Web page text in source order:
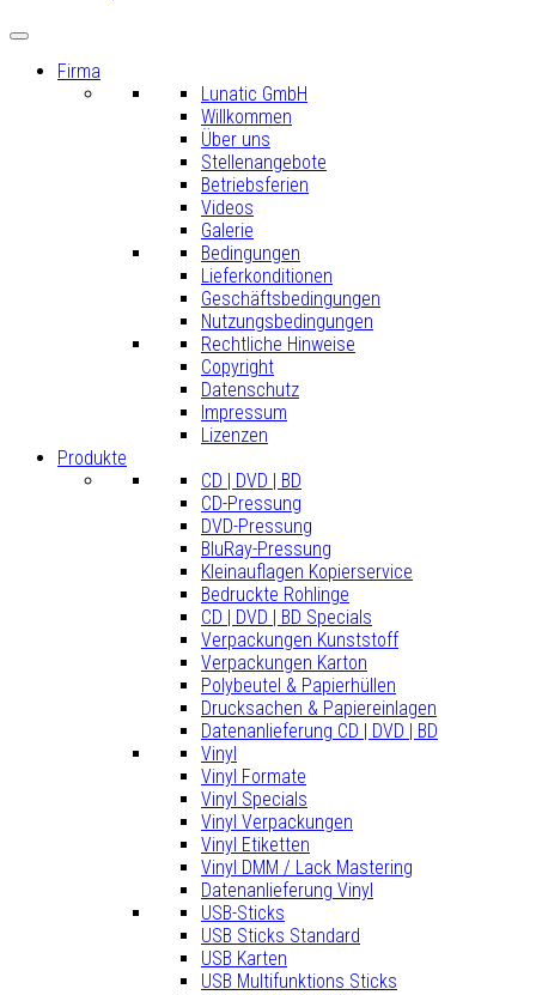
Firma
Lunatic GmbH
Willkommen
Über uns
Stellenangebote
Betriebsferien
Videos
Galerie
Bedingungen
Lieferkonditionen
Geschäftsbedingungen
Nutzungsbedingungen
Rechtliche Hinweise
Copyright
Datenschutz
Impressum
Lizenzen
Produkte
CD | DVD | BD
CD-Pressung
DVD-Pressung
BluRay-Pressung
Kleinauflagen Kopierservice
Bedruckte Rohlinge
CD | DVD | BD Specials
Verpackungen Kunststoff
Verpackungen Karton
Polybeutel & Papierhüllen
Drucksachen & Papiereinlagen
Datenanlieferung CD | DVD | BD
Vinyl
Vinyl Formate
Vinyl Specials
Vinyl Verpackungen
Vinyl Etiketten
Vinyl DMM / Lack Mastering
Datenanlieferung Vinyl
USB-Sticks
USB Sticks Standard
USB Karten
USB Multifunktions Sticks